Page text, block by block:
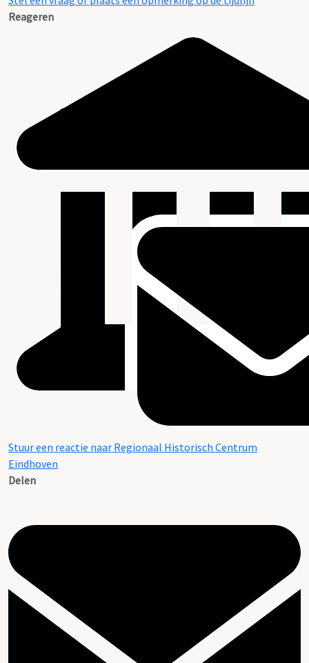
Reageren
Stuur een reactie naar Regionaal Historisch Centrum
Eindhoven
Delen